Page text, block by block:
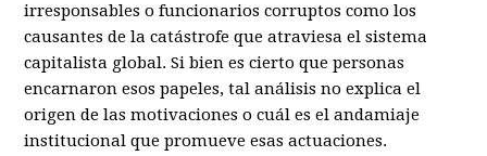
irresponsables o funcionarios corruptos como los
causantes de la catástrofe que atraviesa el sistema
capitalista global. Si bien es cierto que personas
encarnaron esos papeles, tal análisis no explica el
origen de las motivaciones o cuál es el andamiaje
institucional que promueve esas actuaciones.